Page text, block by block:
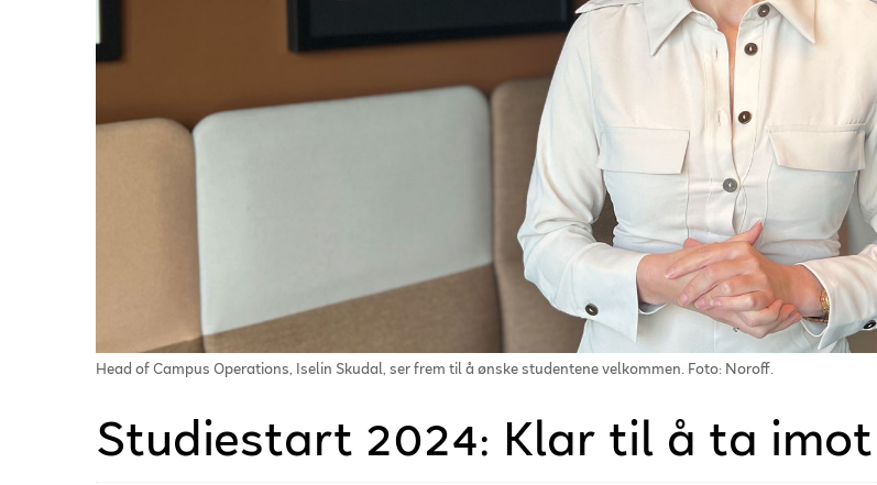
Head of Campus Operations, Iselin Skudal, ser frem til å ønske studentene velkommen. Foto: Noroff.
Studiestart 2024: Klar til å ta